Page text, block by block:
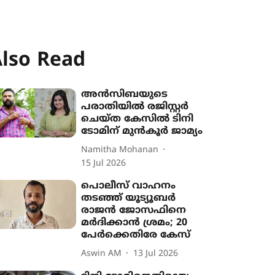
Read
അൻസിബയുടെ
പരാതിയിൽ രജിസ്റ്റർ
ചെയ്ത കേസിൽ ടിനി
ടോമിന് മുൻകൂർ ജാമ്യം
Namitha Mohanan
15 Jul 2026
പൊലീസ് വാഹനം
തടഞ്ഞ് ‍യൂട‍്യൂബർ
രാജൻ ജോസഫിനെ
മർദിക്കാൻ ശ്രമം; 20
പേർക്കെതിരേ കേസ്
Aswin AM 13 Jul 2026